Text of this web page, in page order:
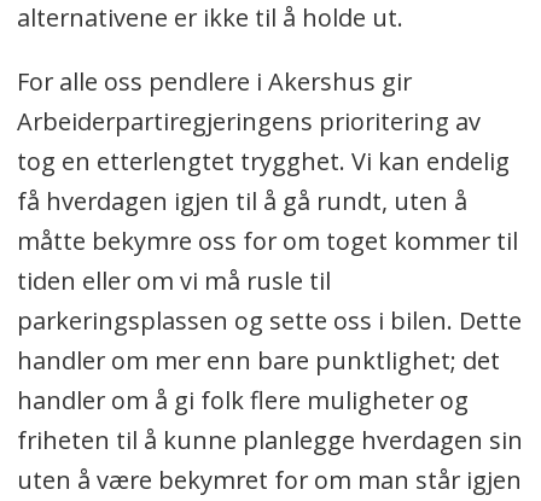
alternativene er ikke til å holde ut.
For alle oss pendlere i Akershus gir
Arbeiderpartiregjeringens prioritering av
tog en etterlengtet trygghet. Vi kan endelig
få hverdagen igjen til å gå rundt, uten å
måtte bekymre oss for om toget kommer til
tiden eller om vi må rusle til
parkeringsplassen og sette oss i bilen. Dette
handler om mer enn bare punktlighet; det
handler om å gi folk flere muligheter og
friheten til å kunne planlegge hverdagen sin
uten å være bekymret for om man står igjen